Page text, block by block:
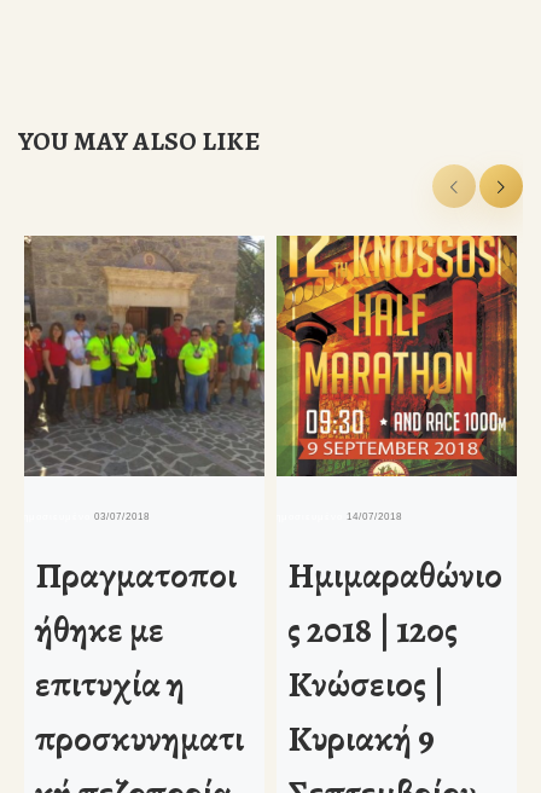
YOU MAY ALSO LIKE
δημοσιευμένο03/07/2018
Πραγματοποι
ήθηκε με
επιτυχία η
προσκυνηματι
δημοσιευμένο14/07/2018
Ημιμαραθώνιο
ς 2018 | 12ος
Κνώσειος |
Κυριακή 9